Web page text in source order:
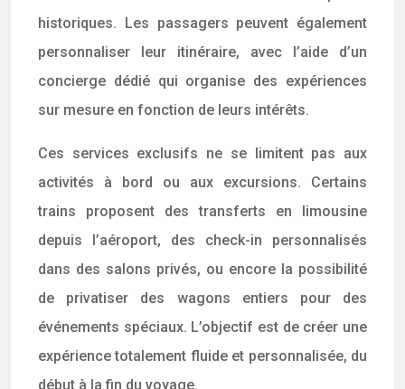
historiques. Les passagers peuvent également
personnaliser leur itinéraire, avec l’aide d’un
concierge dédié qui organise des expériences
sur mesure en fonction de leurs intérêts.
Ces services exclusifs ne se limitent pas aux
activités à bord ou aux excursions. Certains
trains proposent des transferts en limousine
depuis l’aéroport, des check-in personnalisés
dans des salons privés, ou encore la possibilité
de privatiser des wagons entiers pour des
événements spéciaux. L’objectif est de créer une
expérience totalement fluide et personnalisée, du
début à la fin du voyage.